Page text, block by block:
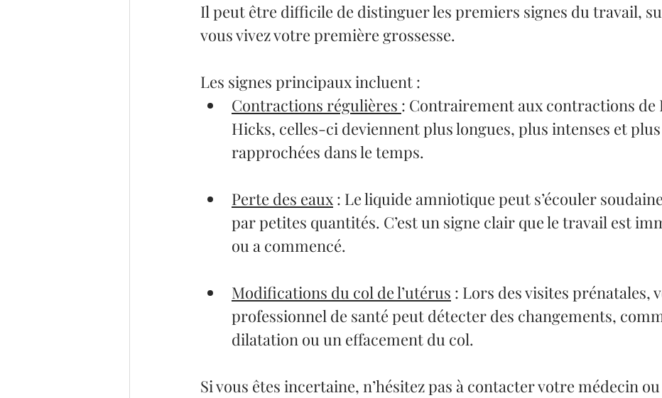
Il peut être difficile de distinguer les premiers signes du travail,
vous vivez votre première grossesse.
Les signes principaux incluent :
Contractions régulières : Contrairement aux contractions de
Hicks, celles-ci deviennent plus longues, plus intenses et plus
rapprochées dans le temps.
Perte des eaux : Le liquide amniotique peut s’écouler
par petites quantités. C’est un signe clair que le travail est
ou a commencé.
Modifications du col de l’utérus : Lors des visites prénatales,
professionnel de santé peut détecter des changements,
dilatation ou un effacement du col.
Si vous êtes incertaine, n’hésitez pas à contacter votre médecin